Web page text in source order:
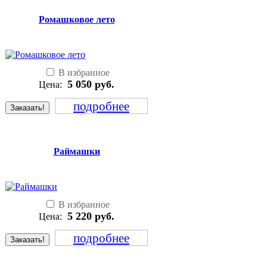
Ромашковое лето
В избранное
Цена: 5 050 руб.
Заказать! подробнее
Раймашки
В избранное
Цена: 5 220 руб.
Заказать! подробнее